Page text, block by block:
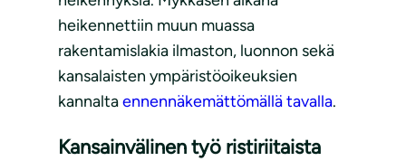
heikennettiin muun muassa
rakentamislakia ilmaston, luonnon sekä
kansalaisten ympäristöoikeuksien
kannaltaennennäkemättömällä tavalla.
Kansainvälinen työ ristiriitaista